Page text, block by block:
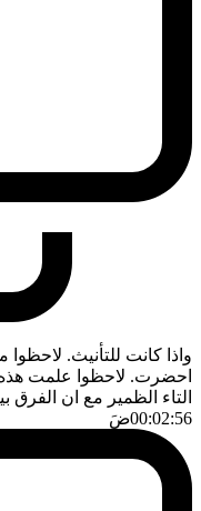
واذا كانت للتأنيث.
احضرت. لاحظوا علمت هذه
التاء الظمير مع ان
00:02:56ضَ